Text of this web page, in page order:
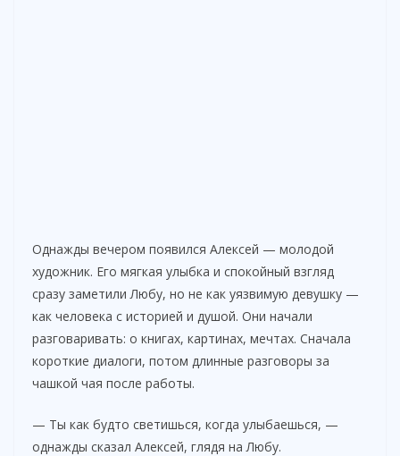
Однажды вечером появился Алексей — молодой
художник. Его мягкая улыбка и спокойный взгляд
сразу заметили Любу, но не как уязвимую девушку —
как человека с историей и душой. Они начали
разговаривать: о книгах, картинах, мечтах. Сначала
короткие диалоги, потом длинные разговоры за
чашкой чая после работы.
— Ты как будто светишься, когда улыбаешься, —
однажды сказал Алексей, глядя на Любу.